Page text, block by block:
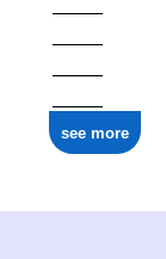
see more